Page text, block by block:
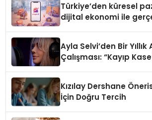
Türkiye’den küresel
dijital ekonomi ile
Ayla Selvi’den Bir Yıllık
Çalışması: “Kayıp
Kızılay Dershane
İçin Doğru Tercih